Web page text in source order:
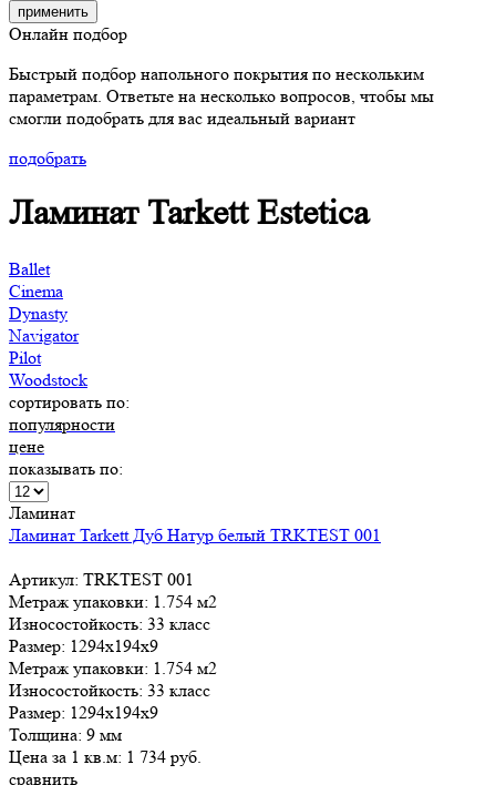
применить
Онлайн подбор
Быстрый подбор напольного покрытия по нескольким
параметрам. Ответьте на несколько вопросов, чтобы мы
смогли подобрать для вас идеальный вариант
подобрать
Ламинат Tarkett Estetica
Ballet
Cinema
Dynasty
Navigator
Pilot
Woodstock
сортировать по:
популярности
цене
показывать по:
Ламинат
Ламинат Tarkett Дуб Натур белый TRKTEST 001
Артикул: TRKTEST 001
Метраж упаковки: 1.754 м2
Износостойкость: 33 класс
Размер: 1294x194x9
Метраж упаковки: 1.754 м2
Износостойкость: 33 класс
Размер: 1294x194x9
Толщина: 9 мм
Цена за 1 кв.м: 1 734 руб.
сравнить